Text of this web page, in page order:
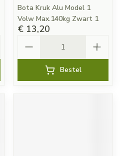
Bota Kruk Alu Model 1
Volw Max.140kg Zwart 1
€ 13,20
Bestel